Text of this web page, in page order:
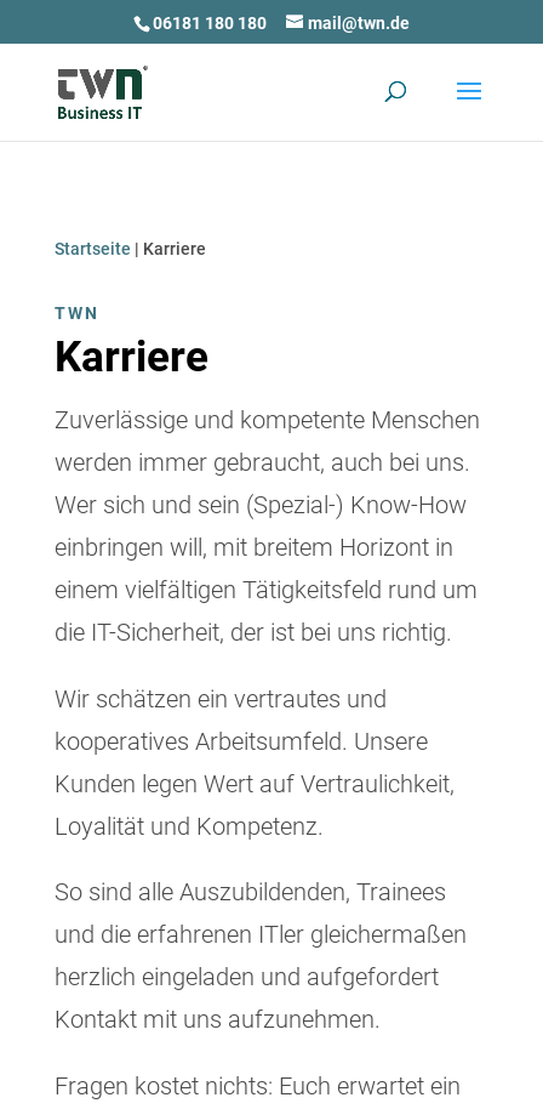
06181 180 180 mail@twn.de
Startseite | Karriere
TWN
Karriere
Zuverlässige und kompetente Menschen
werden immer gebraucht, auch bei uns.
Wer sich und sein (Spezial-) Know-How
einbringen will, mit breitem Horizont in
einem vielfältigen Tätigkeitsfeld rund um
die IT-Sicherheit, der ist bei uns richtig.
Wir schätzen ein vertrautes und
kooperatives Arbeitsumfeld. Unsere
Kunden legen Wert auf Vertraulichkeit,
Loyalität und Kompetenz.
So sind alle Auszubildenden, Trainees
und die erfahrenen ITler gleichermaßen
herzlich eingeladen und aufgefordert
Kontakt mit uns aufzunehmen.
Fragen kostet nichts: Euch erwartet ein